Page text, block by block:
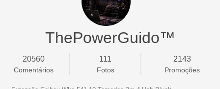
ThePowerGuido™
20560
Comentários
111
Fotos
2143
Promoções